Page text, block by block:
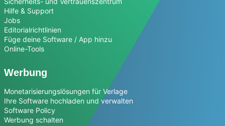
Hilfe & Support
Jobs
Editorialrichtlinien
Füge deine Software / App hinzu
Online-Tools
Werbung
Monetarisierungslösungen für Verlage
Ihre Software hochladen und verwalten
Software Policy
Werbung schalten